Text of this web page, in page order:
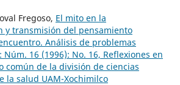
Fregoso, El mito en la
y transmisión del pensamiento
Análisis de problemas
16 (1996): No. 16, Reflexiones en
común de la división de ciencias
la salud UAM-Xochimilco